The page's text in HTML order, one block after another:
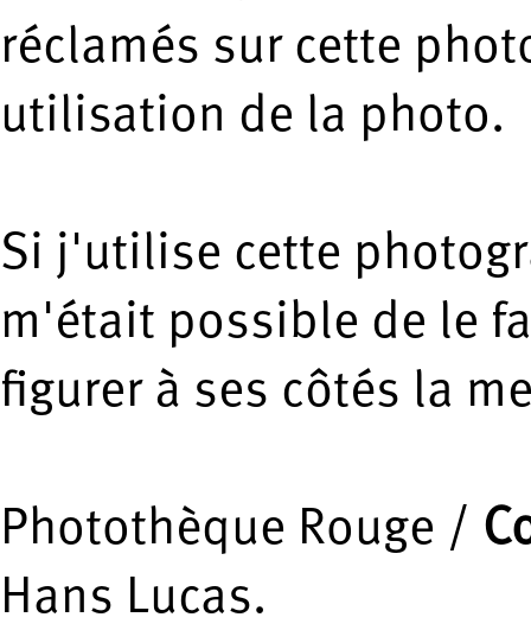
réclamés sur cette
utilisation de la photo.
Si j'utilise cette
m'était possible de le
figurer à ses côtés la
Photothèque Rouge /
Hans Lucas.